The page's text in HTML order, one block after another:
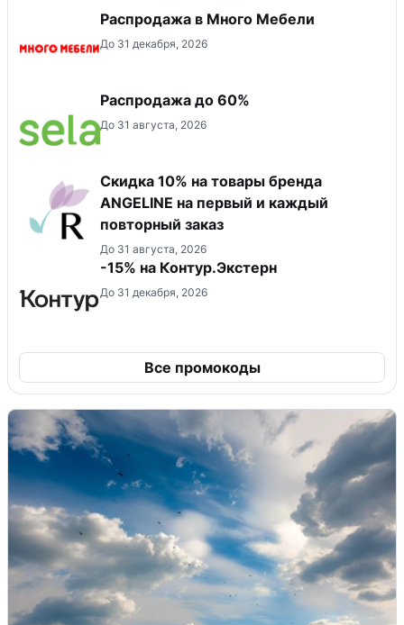
Распродажа в Много Мебели
До 31 декабря, 2026
Распродажа до 60%
До 31 августа, 2026
Скидка 10% на товары бренда
ANGELINE на первый и каждый
повторный заказ
До 31 августа, 2026
-15% на Контур.Экстерн
До 31 декабря, 2026
Все промокоды